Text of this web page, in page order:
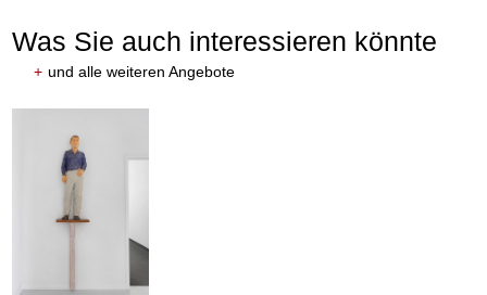
Was Sie auch interessieren könnte
+ und alle weiteren Angebote